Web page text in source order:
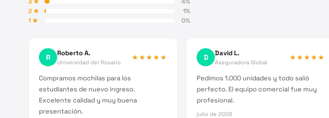
2★ 1%
1★ 0%
R Roberto A.
Universidad del Rosario
★★★★★
Compramos mochilas para los
estudiantes de nuevo ingreso.
Excelente calidad y muy buena
presentación.
D David L.
Aseguradora Global
★★★★★
Pedimos 1.000 unidades y todo salió
perfecto. El equipo comercial fue muy
profesional.
julio de 2026